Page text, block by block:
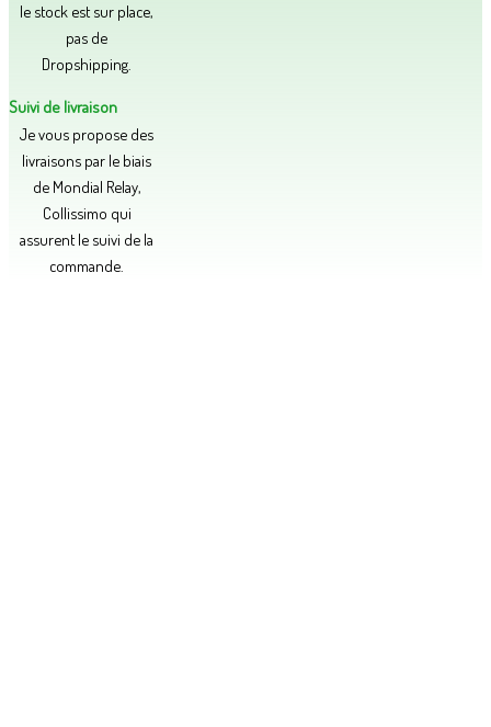
le stock est sur place,
pas de
Dropshipping.
Suivi de livraison
Je vous propose des
livraisons par le biais
de Mondial Relay,
Collissimo qui
assurent le suivi de la
commande.